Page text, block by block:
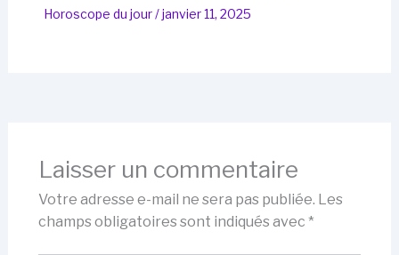
Horoscope du jour/janvier 11, 2025
Laisser un commentaire
Votre adresse e-mail ne sera pas publiée. Les
champs obligatoires sont indiqués avec *